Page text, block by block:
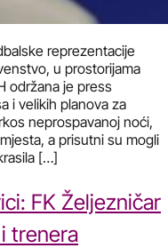
reprezentacije
u prostorijama
održana je press
i velikih planova za
neprospavanoj noći,
a prisutni su mogli
[…]
FK Željezničar
trenera